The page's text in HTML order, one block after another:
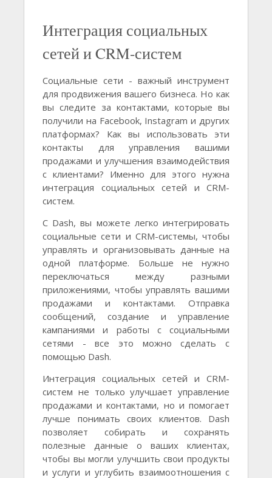
Интеграция социальных
сетей и CRM-систем
Социальные сети - важный инструмент
для продвижения вашего бизнеса. Но как
вы следите за контактами, которые вы
получили на Facebook, Instagram и других
платформах? Как вы использовать эти
контакты для управления вашими
продажами и улучшения взаимодействия
с клиентами? Именно для этого нужна
интеграция социальных сетей и CRM-
систем.
С Dash, вы можете легко интегрировать
социальные сети и CRM-системы, чтобы
управлять и организовывать данные на
одной платформе. Больше не нужно
переключаться между разными
приложениями, чтобы управлять вашими
продажами и контактами. Отправка
сообщений, создание и управление
кампаниями и работы с социальными
сетями - все это можно сделать с
помощью Dash.
Интеграция социальных сетей и CRM-
систем не только улучшает управление
продажами и контактами, но и помогает
лучше понимать своих клиентов. Dash
позволяет собирать и сохранять
полезные данные о ваших клиентах,
чтобы вы могли улучшить свои продукты
и услуги и углубить взаимоотношения с